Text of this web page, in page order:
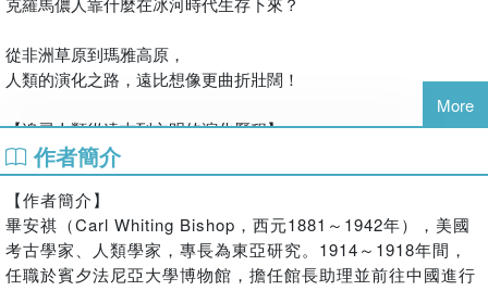
從非洲草原到瑪雅高原，
人類的演化之路，遠比想像更曲折壯闊！
【追尋人類從遠古到文明的演化歷程】
本書為美國史密森學會經典科普叢書之一，內容涵蓋人類自宇宙形
成以來的演化發展，橫跨舊石器時代、新石器時代到青銅時代，完
整描繪人類在地質年代中的演化脈絡與文化轉變。全書共十七章，
結合古化石研究、遺址考證與大量圖像資料，帶領讀者穿越百萬年
的歷史，深入了解我們如何從原始猿類一步步邁向文明。
More
作者簡介
【作者簡介】
畢安祺（Carl Whiting Bishop，西元1881～1942年），美國
考古學家、人類學家，專長為東亞研究。1914～1918年間，
任職於賓夕法尼亞大學博物館，擔任館長助理並前往中國進行